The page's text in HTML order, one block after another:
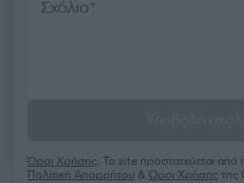
Όροι Χρήσης. Το site προστατεύεται
Πολιτική Απορρήτου &Όροι Χρήσης της